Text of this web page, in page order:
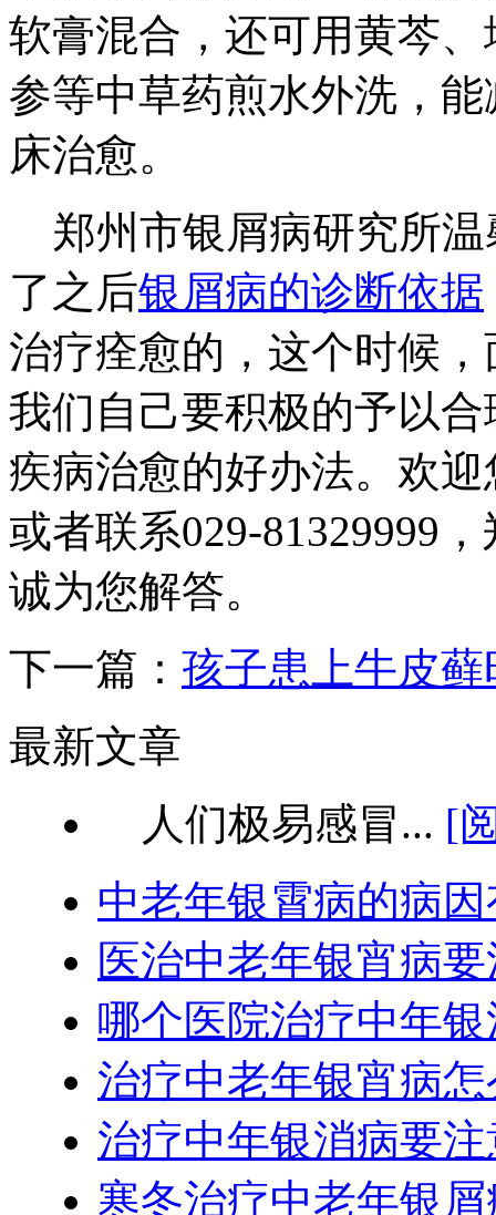
软膏混合，还可用黄芩、
参等中草药煎水外洗，
床治愈。
郑州市银屑病研究所温
了之后银屑病的诊断依据
治疗痊愈的，这个时候
我们自己要积极的予以
疾病治愈的好办法。欢
或者联系029-81329999
诚为您解答。
下一篇： 孩子患上牛皮
最新文章
人们极易感冒... [
中老年银霄病的病
医治中老年银宵病
哪个医院治疗中年
治疗中老年银宵病
治疗中年银消病要
寒冬治疗中老年银